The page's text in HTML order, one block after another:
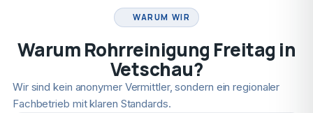
WARUM WIR
Warum Rohrreinigung Freitag in
Vetschau?
Wir sind kein anonymer Vermittler, sondern ein regionaler
Fachbetrieb mit klaren Standards.